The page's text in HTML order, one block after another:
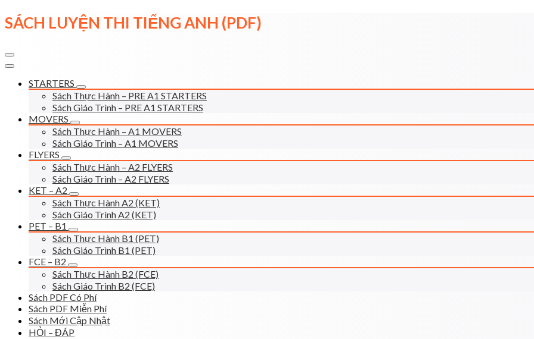
Skip
to
SÁCH LUYỆN THI TIẾNG ANH (PDF)
STARTERS
Sách Thực Hành – PRE A1 STARTERS
Sách Giáo Trình – PRE A1 STARTERS
MOVERS
Sách Thực Hành – A1 MOVERS
Sách Giáo Trình – A1 MOVERS
FLYERS
Sách Thực Hành – A2 FLYERS
Sách Giáo Trình – A2 FLYERS
KET – A2
Sách Thực Hành A2 (KET)
Sách Giáo Trình A2 (KET)
PET – B1
Sách Thực Hành B1 (PET)
Sách Giáo Trình B1 (PET)
FCE – B2
Sách Thực Hành B2 (FCE)
Sách Giáo Trình B2 (FCE)
Sách PDF Có Phí
Sách PDF Miễn Phí
Sách Mới Cập Nhật
HỎI – ĐÁP